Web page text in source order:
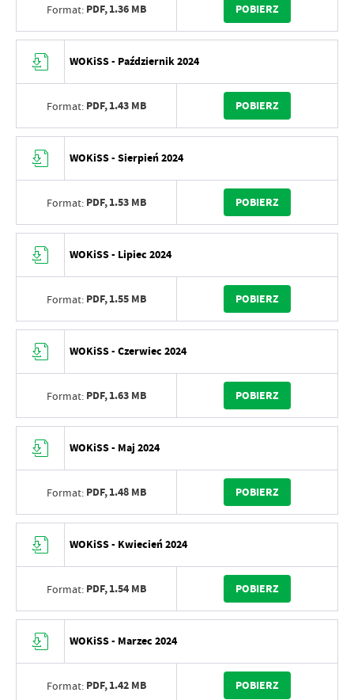
Format: PDF,1.36 MB POBIERZ
WOKiSS - Październik 2024
Format: PDF,1.43 MB POBIERZ
WOKiSS - Sierpień 2024
Format: PDF,1.53 MB POBIERZ
WOKiSS - Lipiec 2024
Format: PDF,1.55 MB POBIERZ
WOKiSS - Czerwiec 2024
Format: PDF,1.63 MB POBIERZ
WOKiSS - Maj 2024
Format: PDF,1.48 MB POBIERZ
WOKiSS - Kwiecień 2024
Format: PDF,1.54 MB POBIERZ
WOKiSS - Marzec 2024
Format: PDF,1.42 MB POBIERZ